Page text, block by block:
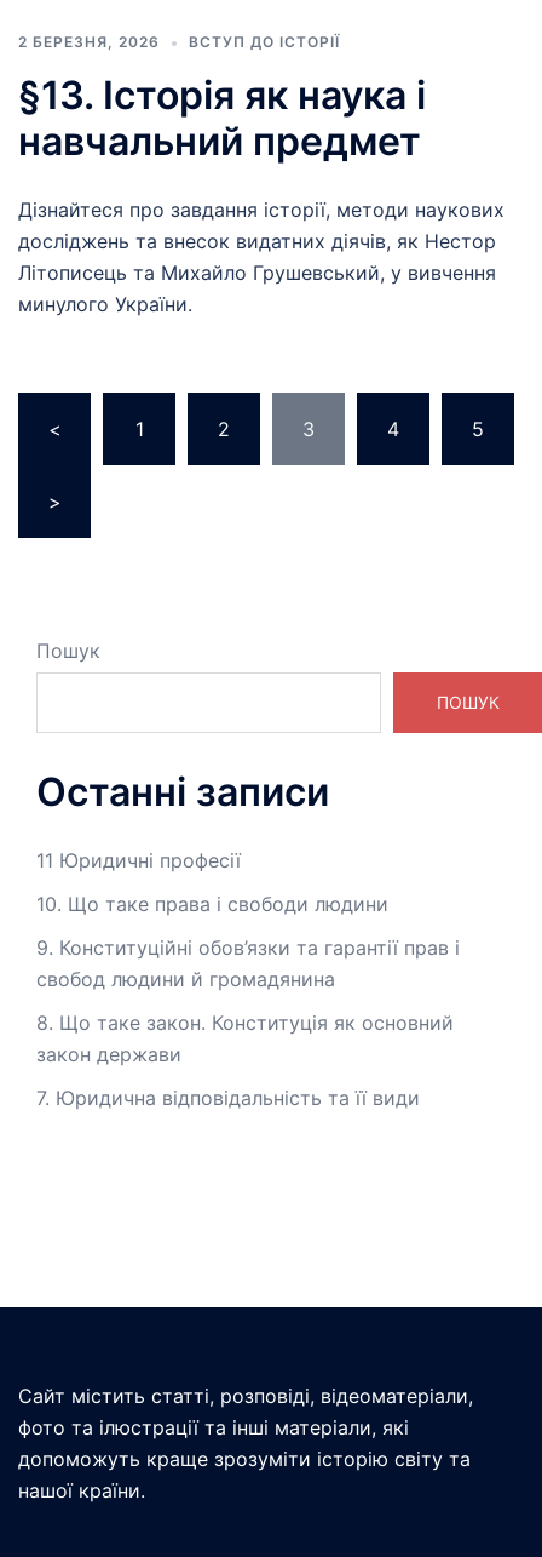
2 БЕРЕЗНЯ, 2026 ВСТУП ДО ІСТОРІЇ
§13. Історія як наука і
навчальний предмет
Дізнайтеся про завдання історії, методи наукових
досліджень та внесок видатних діячів, як Нестор
Літописець та Михайло Грушевський, у вивчення
минулого України.
записів
< 1 2 3 4 5
>
Пошук
ПОШУК
Останні записи
11 Юридичні професії
10. Що таке права і свободи людини
9. Конституційні обов’язки та гарантії прав і
свобод людини й громадянина
8. Що таке закон. Конституція як основний
закон держави
7. Юридична відповідальність та її види
Сайт містить статті, розповіді, відеоматеріали,
фото та ілюстрації та інші матеріали, які
допоможуть краще зрозуміти історію світу та
нашої країни.